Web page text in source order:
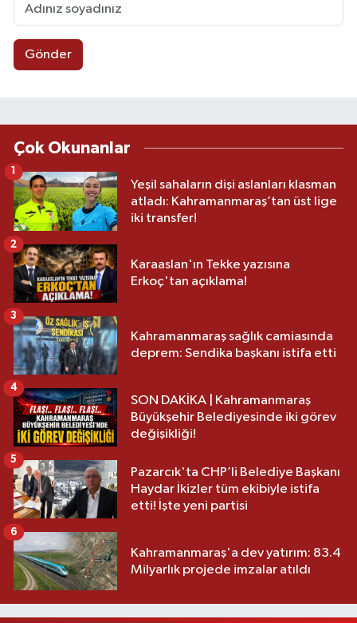
Gönder
Çok Okunanlar
Yeşil sahaların dişi aslanları klasman
atladı: Kahramanmaraş’tan üst lige
iki transfer!
Karaaslan'ın Tekke yazısına
Erkoç'tan açıklama!
2
Kahramanmaraş sağlık camiasında
deprem: Sendika başkanı istifa etti
3
SON DAKİKA | Kahramanmaraş
Büyükşehir Belediyesinde iki görev
değişikliği!
4
Pazarcık'ta CHP’li Belediye Başkanı
Haydar İkizler tüm ekibiyle istifa
etti! İşte yeni partisi
5
Kahramanmaraş'a dev yatırım: 83.4
Milyarlık projede imzalar atıldı
6